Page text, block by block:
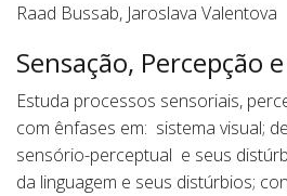
Raad Bussab, Jaroslava Valentova
Sensação, Percepção
Estuda processos sensoriais,
com ênfases em: sistema visual;
sensório-perceptual e seus
da linguagem e seus distúrbios;